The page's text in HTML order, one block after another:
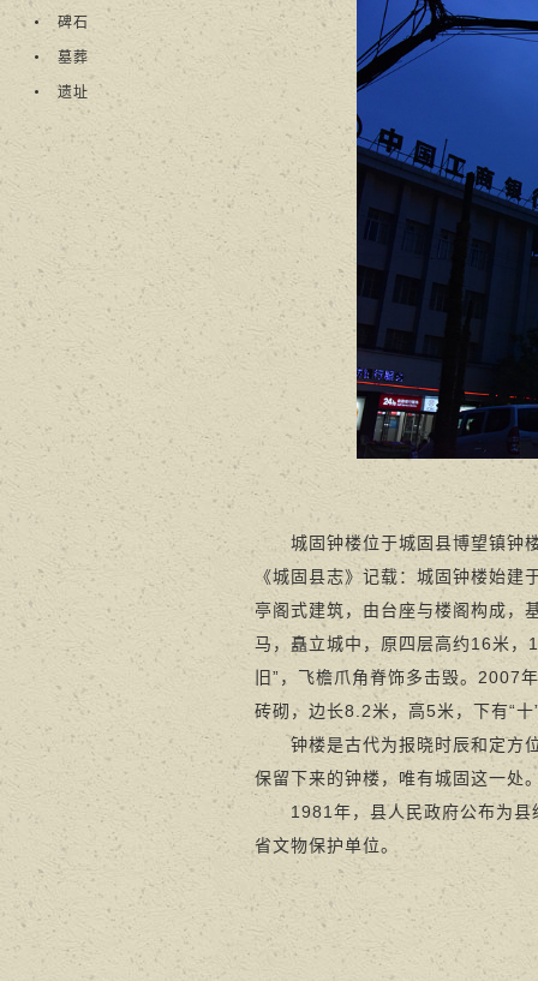
碑石
墓葬
遗址
城固钟楼位于城固县博望镇钟楼
《城固县志》记载：城固钟楼始
亭阁式建筑，由台座与楼阁构成，
马，矗立城中，原四层高约16米，
旧”，飞檐爪角脊饰多击毁。2007
砖砌，边长8.2米，高5米，下有“
钟楼是古代为报晓时辰和定方位
保留下来的钟楼，唯有城固这一处
1981年，县人民政府公布为县
省文物保护单位。